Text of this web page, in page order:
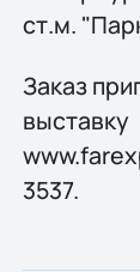
ст.м.
Заказ
выставку
3537.